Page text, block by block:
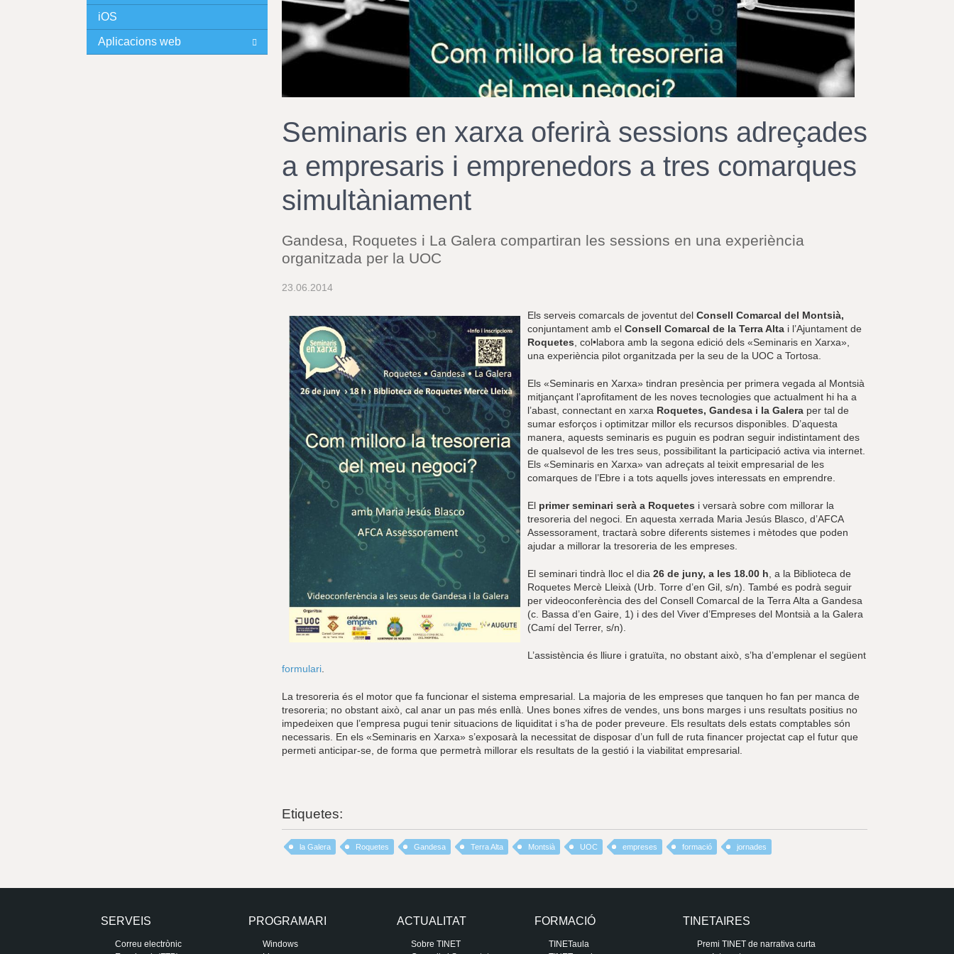
r
a
s
l
I
N
Seminaris en xarxa oferirà sessions adreçades
a empresaris i emprenedors a tres comarques
simultàniament
Gandesa, Roquetes i La Galera compartiran les sessions en una experiència
organitzada per la UOC
23.06.2014
Els serveis comarcals de joventut del Consell Comarcal del Montsià,
conjuntament amb el Consell Comarcal de la Terra Alta i l’Ajuntament de
Roquetes , col•labora amb la segona edició dels «Seminaris en Xarxa»,
una experiència pilot organitzada per la seu de la UOC a Tortosa.
Els «Seminaris en Xarxa» tindran presència per primera vegada al Montsià
mitjançant l’aprofitament de les noves tecnologies que actualment hi ha a
l’abast, connectant en xarxa Roquetes, Gandesa i la Galera per tal de
sumar esforços i optimitzar millor els recursos disponibles. D’aquesta
manera, aquests seminaris es puguin es podran seguir indistintament des
de qualsevol de les tres seus, possibilitant la participació activa via internet.
Els «Seminaris en Xarxa» van adreçats al teixit empresarial de les
comarques de l’Ebre i a tots aquells joves interessats en emprendre.
El primer seminari serà a Roquetes i versarà sobre com millorar la
tresoreria del negoci. En aquesta xerrada Maria Jesús Blasco, d’AFCA
Assessorament, tractarà sobre diferents sistemes i mètodes que poden
ajudar a millorar la tresoreria de les empreses.
El seminari tindrà lloc el dia 26 de juny, a les 18.00 h , a la Biblioteca de
Roquetes Mercè Lleixà (Urb. Torre d’en Gil, s/n). També es podrà seguir
per videoconferència des del Consell Comarcal de la Terra Alta a Gandesa
(c. Bassa d’en Gaire, 1) i des del Viver d’Empreses del Montsià a la Galera
(Camí del Terrer, s/n).
L’assistència és lliure i gratuïta, no obstant això, s’ha d’emplenar el següent
formulari
La tresoreria és el motor que fa funcionar el sistema empresarial. La majoria de les empreses que tanquen ho fan per manca de
tresoreria; no obstant això, cal anar un pas més enllà. Unes bones xifres de vendes, uns bons marges i uns resultats positius no
impedeixen que l’empresa pugui tenir situacions de liquiditat i s’ha de poder preveure. Els resultats dels estats comptables són
necessaris. En els «Seminaris en Xarxa» s’exposarà la necessitat de disposar d’un full de ruta financer projectat cap el futur que
permeti anticipar-se, de forma que permetrà millorar els resultats de la gestió i la viabilitat empresarial.
Etiquetes:
la Galera Roquetes Gandesa Terra Alta Montsià UOC empreses formació jornades
iOS
Aplicacions web
SERVEIS
Correu electrònic
PROGRAMARI
Windows
ACTUALITAT
Sobre TINET
FORMACIÓ
TINETaula
TINETAIRES
Premi TINET de narrativa curta